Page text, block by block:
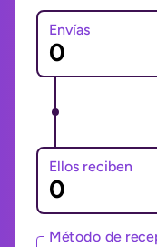
Envías
Ellos reciben
Método de